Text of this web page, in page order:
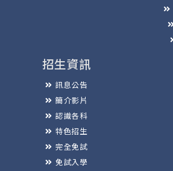
招生資訊
訊息公告
簡介影片
認識各科
特色招生
完全免試
免試入學